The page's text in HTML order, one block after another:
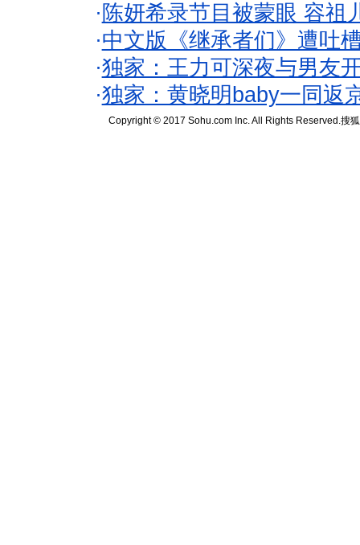
· 陈妍希录节目被蒙眼 容祖
·中文版《继承者们》遭吐
·独家：王力可深夜与男友
·独家：黄晓明baby一同返
Copyright © 2017 Sohu.com Inc. All Rights Reserved.搜